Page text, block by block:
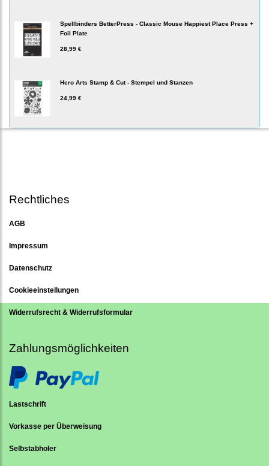
Spellbinders BetterPress - Classic Mouse Happiest Place Press +
Foil Plate
28,99 €
Hero Arts Stamp & Cut - Stempel und Stanzen
24,99 €
Rechtliches
AGB
Impressum
Datenschutz
Cookieeinstellungen
Widerrufsrecht & Widerrufsformular
Zahlungsmöglichkeiten
Lastschrift
Vorkasse per Überweisung
Selbstabholer